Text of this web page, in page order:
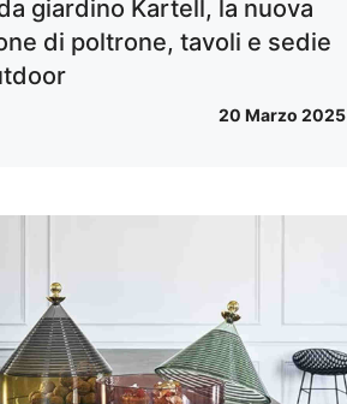
giardino Kartell, la nuova
di poltrone, tavoli e sedie
20 Marzo 2025